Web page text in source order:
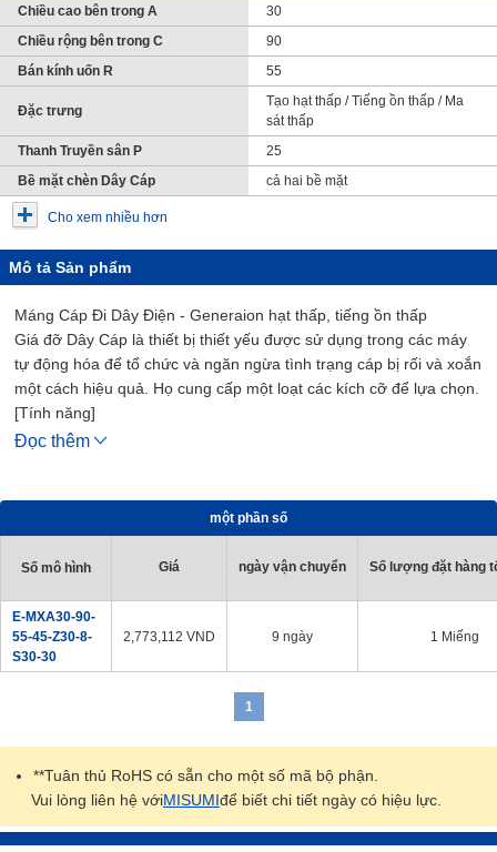
Chiều cao bên trong A
30
Chiều rộng bên trong C
90
Bán kính uốn R
55
Đặc trưng
Tạo hạt thấp / Tiếng ồn thấp / Ma
sát thấp
Thanh Truyền sân P
25
Bề mặt chèn Dây Cáp
cả hai bề mặt
Cho xem nhiều hơn
Mô tả Sản phẩm
Máng Cáp Đi Dây Điện - Generaion hạt thấp, tiếng ồn thấp
Giá đỡ Dây Cáp là thiết bị thiết yếu được sử dụng trong các máy
tự động hóa để tổ chức và ngăn ngừa tình trạng cáp bị rối và xoắn
một cách hiệu quả. Họ cung cấp một loạt các kích cỡ để lựa chọn.
[Tính năng]
- Chiều rộng bên trong Tối thiểu / Tối đa (mm.): 30 và 100
- Số lượng liên kết (PCS.): có thể chọn từ 10 đến 65
- Vật Liệu: PA+Sợi thủy tinh
[Ứng Dụng]
ngừa các sự cố do cáp bị rối và xoắn.
Đọc thêm
một phần số
Số mô hình Giá ngày vận chuyển Số lượng đặt hàng
E-MXA30-90-
55-45-Z30-8-
S30-30
2,773,112 VND 9 ngày 1 Miếng
1
**Tuân thủ RoHS có sẵn cho một số mã bộ phận.
Vui lòng liên hệ vớiMISUMIđể biết chi tiết ngày có hiệu lực.